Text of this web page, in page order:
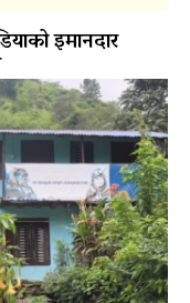
इमानदार